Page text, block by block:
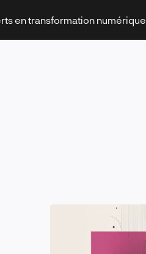
en transformation numérique.